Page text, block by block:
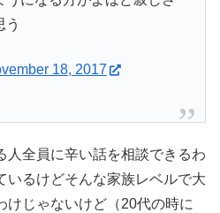
う
18, 2017
人全員に辛い話を相談できるわ
いるけどそんな家族レベルで大
けじゃないけど（20代の時に